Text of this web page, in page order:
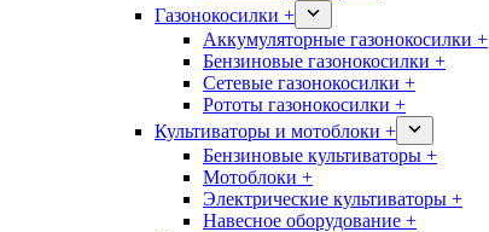
Газонокосилки +
Аккумуляторные газонокосилки +
Бензиновые газонокосилки +
Сетевые газонокосилки +
Рототы газонокосилки +
Культиваторы и мотоблоки +
Бензиновые культиваторы +
Мотоблоки +
Электрические культиваторы +
Навесное оборудование +